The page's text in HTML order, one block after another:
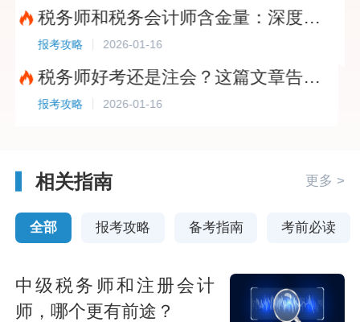
税务师和税务会计师含金量：深度解析职业技能要求?
考攻略 2026-01-16
税务师好考还是注会？这篇文章告诉你答案！?
考攻略 2026-01-16
相关指南 更多 >
全部 报考攻略 备考指南 考前必读
中级税务师和注册会计
师，哪个更有前途？